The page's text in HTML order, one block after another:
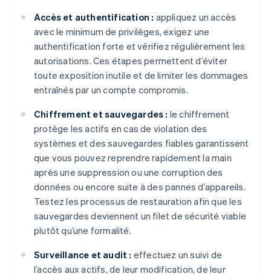
Accès et authentification : appliquez un accès
avec le minimum de privilèges, exigez une
authentification forte et vérifiez régulièrement les
autorisations. Ces étapes permettent d’éviter
toute exposition inutile et de limiter les dommages
entraînés par un compte compromis.
Chiffrement et sauvegardes : le chiffrement
protège les actifs en cas de violation des
systèmes et des sauvegardes fiables garantissent
que vous pouvez reprendre rapidement la main
après une suppression ou une corruption des
données ou encore suite à des pannes d’appareils.
Testez les processus de restauration afin que les
sauvegardes deviennent un filet de sécurité viable
plutôt qu’une formalité.
Surveillance et audit : effectuez un suivi de
l’accès aux actifs, de leur modification, de leur